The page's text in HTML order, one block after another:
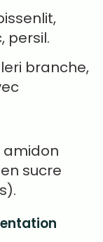
persil.
branche,
amidon
sucre